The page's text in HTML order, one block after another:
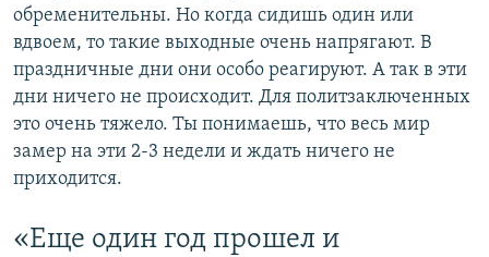
обременительны. Но когда сидишь один или
вдвоем, то такие выходные очень напрягают. В
праздничные дни они особо реагируют. А так в эти
дни ничего не происходит. Для политзаключенных
это очень тяжело. Ты понимаешь, что весь мир
замер на эти 2-3 недели и ждать ничего не
приходится.
«Еще один год прошел и